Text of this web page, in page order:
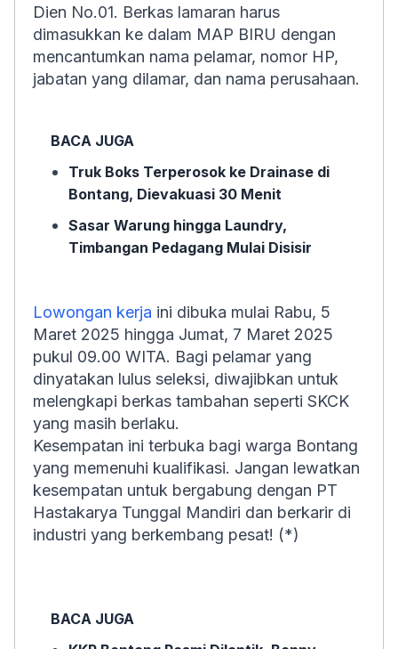
Dien No.01. Berkas lamaran harus
dimasukkan ke dalam MAP BIRU dengan
mencantumkan nama pelamar, nomor HP,
jabatan yang dilamar, dan nama perusahaan.
BACA JUGA
Truk Boks Terperosok ke Drainase di
Bontang, Dievakuasi 30 Menit
Sasar Warung hingga Laundry,
Timbangan Pedagang Mulai Disisir
Lowongan kerja ini dibuka mulai Rabu, 5
Maret 2025 hingga Jumat, 7 Maret 2025
pukul 09.00 WITA. Bagi pelamar yang
dinyatakan lulus seleksi, diwajibkan untuk
melengkapi berkas tambahan seperti SKCK
yang masih berlaku.
Kesempatan ini terbuka bagi warga Bontang
yang memenuhi kualifikasi. Jangan lewatkan
kesempatan untuk bergabung dengan PT
Hastakarya Tunggal Mandiri dan berkarir di
industri yang berkembang pesat! (*)
BACA JUGA